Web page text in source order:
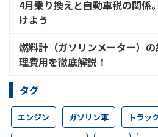
4月乗り換えと自動車税の関係
けよう
燃料計（ガソリンメーター）
理費用を徹底解説！
タグ
エンジン ガソリン車 トラッ